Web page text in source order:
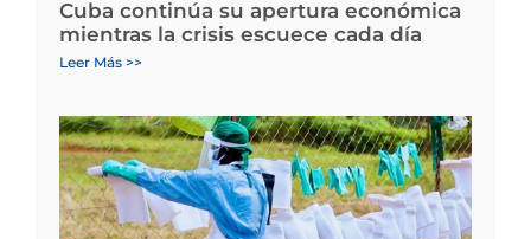
Cuba continúa su apertura económica
mientras la crisis escuece cada día
Leer Más >>